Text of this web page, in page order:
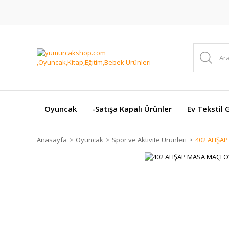
Oyuncak -Satışa Kapalı Ürünler Ev Tekstil
Anasayfa Oyuncak Spor ve Aktivite Ürünleri 402